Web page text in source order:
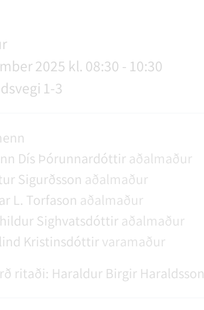
2025 kl. 08:30 - 10:30
1-3
Dís Þórunnardóttir aðalmaður
Sigurðsson aðalmaður
L. Torfason aðalmaður
Sighvatsdóttir aðalmaður
Kristinsdóttir varamaður
ritaði: Haraldur Birgir Haraldsson